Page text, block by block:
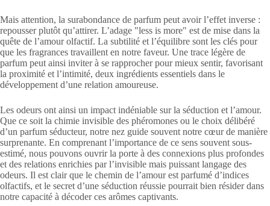
Mais attention, la surabondance de parfum peut avoir l’effet inverse :
repousser plutôt qu’attirer. L’adage "less is more" est de mise dans la
quête de l’amour olfactif. La subtilité et l’équilibre sont les clés pour
que les fragrances travaillent en notre faveur. Une trace légère de
parfum peut ainsi inviter à se rapprocher pour mieux sentir, favorisant
la proximité et l’intimité, deux ingrédients essentiels dans le
développement d’une relation amoureuse.
Les odeurs ont ainsi un impact indéniable sur la séduction et l’amour.
Que ce soit la chimie invisible des phéromones ou le choix délibéré
d’un parfum séducteur, notre nez guide souvent notre cœur de manière
surprenante. En comprenant l’importance de ce sens souvent sous-
estimé, nous pouvons ouvrir la porte à des connexions plus profondes
et des relations enrichies par l’invisible mais puissant langage des
odeurs. Il est clair que le chemin de l’amour est parfumé d’indices
olfactifs, et le secret d’une séduction réussie pourrait bien résider dans
notre capacité à décoder ces arômes captivants.